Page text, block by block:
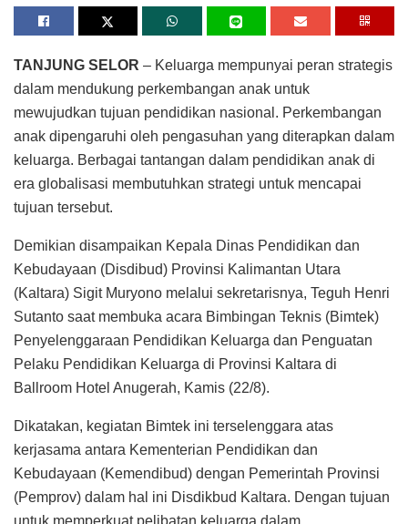
TANJUNG SELOR – Keluarga mempunyai peran strategis
dalam mendukung perkembangan anak untuk
mewujudkan tujuan pendidikan nasional. Perkembangan
anak dipengaruhi oleh pengasuhan yang diterapkan dalam
keluarga. Berbagai tantangan dalam pendidikan anak di
era globalisasi membutuhkan strategi untuk mencapai
tujuan tersebut.
Demikian disampaikan Kepala Dinas Pendidikan dan
Kebudayaan (Disdibud) Provinsi Kalimantan Utara
(Kaltara) Sigit Muryono melalui sekretarisnya, Teguh Henri
Sutanto saat membuka acara Bimbingan Teknis (Bimtek)
Penyelenggaraan Pendidikan Keluarga dan Penguatan
Pelaku Pendidikan Keluarga di Provinsi Kaltara di
Ballroom Hotel Anugerah, Kamis (22/8).
Dikatakan, kegiatan Bimtek ini terselenggara atas
kerjasama antara Kementerian Pendidikan dan
Kebudayaan (Kemendibud) dengan Pemerintah Provinsi
(Pemprov) dalam hal ini Disdikbud Kaltara. Dengan tujuan
untuk memperkuat pelibatan keluarga dalam